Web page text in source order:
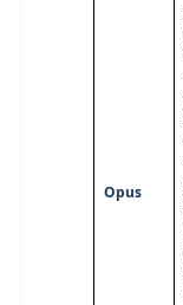
Opus